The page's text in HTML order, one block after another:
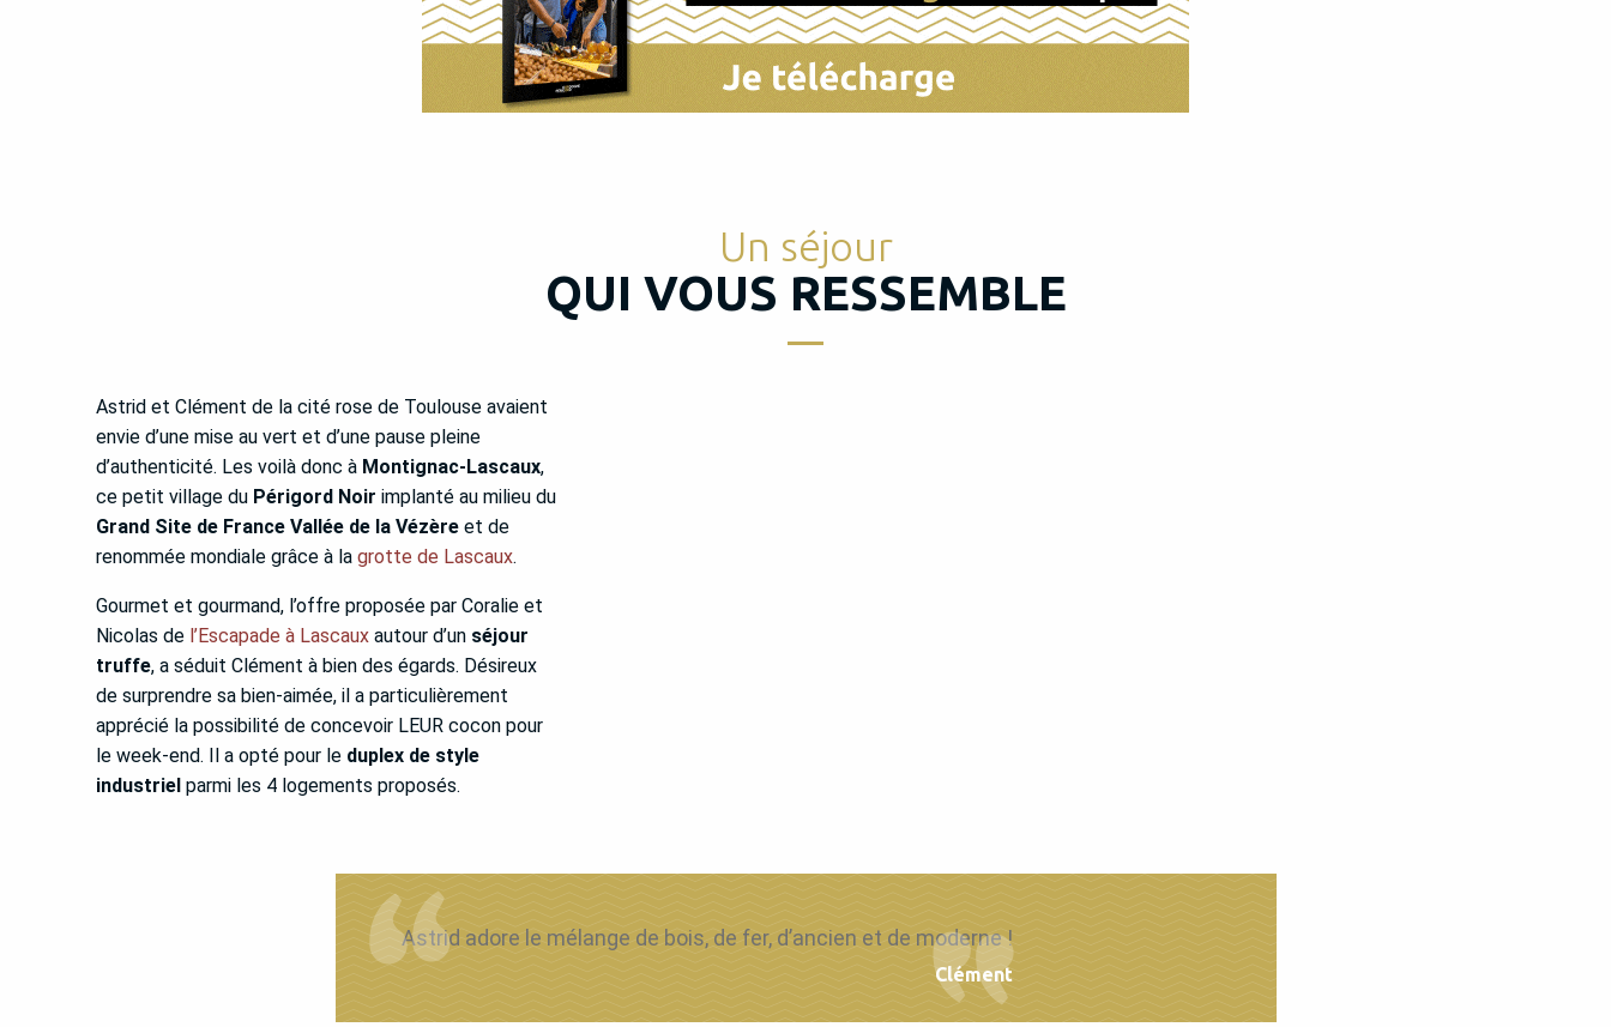
Un séjour
QUI VOUS RESSEMBLE
Astrid et Clément de la cité rose de Toulouse avaient
envie d’une mise au vert et d’une pause pleine
d’authenticité. Les voilà donc à Montignac-Lascaux,
ce petit village du Périgord Noir implanté au milieu du
Grand Site de France Vallée de la Vézèreet de
renommée mondiale grâce à la grotte de Lascaux.
Gourmet et gourmand, l’offre proposée par Coralie et
Nicolas de l’Escapade à Lascauxautour d’un séjour
truffe, a séduit Clément à bien des égards. Désireux
de surprendre sa bien-aimée, il a particulièrement
apprécié la possibilité de concevoir LEUR cocon pour
le week-end. Il a opté pour le duplex de style
industrielparmi les 4 logements proposés.
Astrid adore le mélange de bois, de fer, d’ancien et de moderne !
Clément